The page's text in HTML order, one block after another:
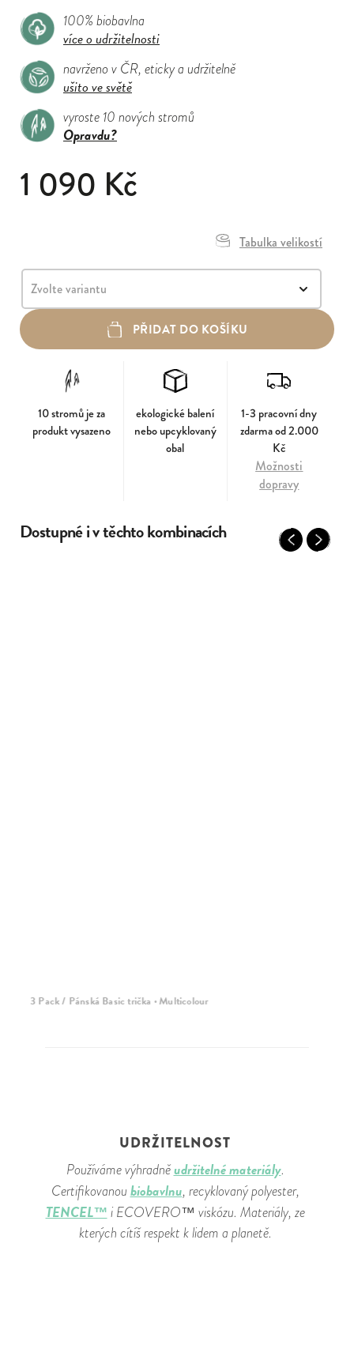
100% biobavlna
více o udržitelnosti
navrženo v ČR, eticky a udržitelně
ušito ve světě
vyroste 10 nových stromů
Opravdu?
1 090 Kč
Tabulka velikostí
PŘIDAT DO KOŠÍKU
10 stromů je za
produkt vysazeno
ekologické balení
nebo upcyklovaný
obal
1-3 pracovní dny
zdarma od 2.000
Kč
Možnosti
dopravy
Dostupné i v těchto kombinacích Previous
3 Pack / Pánská Basic trička · Multicolour
Next
UDRŽITELNOST
Používáme výhradněudržitelné materiály.
Certifikovanou biobavlnu, recyklovaný polyester,
TENCEL™ i ECOVERO™ viskózu. Materiály, ze
kterých cítíš respekt k lidem a planetě.